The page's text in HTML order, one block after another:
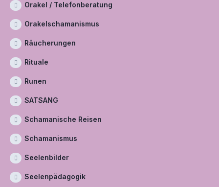
Orakel / Telefonberatung
Orakelschamanismus
Räucherungen
Rituale
Runen
SATSANG
Schamanische Reisen
Schamanismus
Seelenbilder
Seelenpädagogik